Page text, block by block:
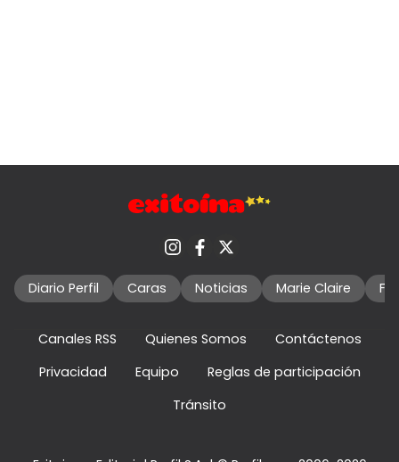
Diario Perfil Caras Noticias Marie Claire
Canales RSS Quienes Somos
Contáctenos
Privacidad
Equipo
Reglas de participación
Tránsito